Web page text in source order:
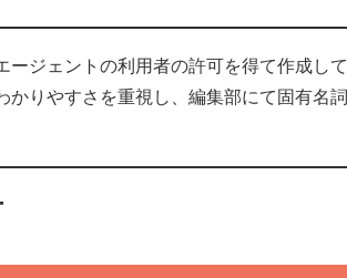
ジェントの利用者の許可を得て作成して
りやすさを重視し、編集部にて固有名詞